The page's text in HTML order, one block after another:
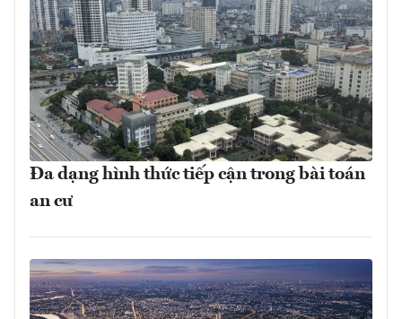
Đa dạng hình thức tiếp cận trong bài toán
an cư